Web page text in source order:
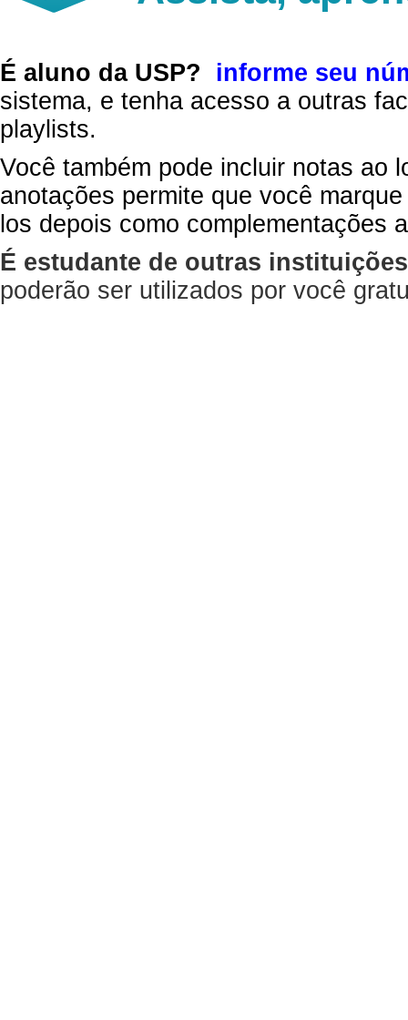
É aluno da USP?
informe seu
sistema, e tenha acesso a outras
playlists.
Você também pode incluir notas ao
anotações permite que você
los depois como complementações
É estudante de outras
poderão ser utilizados por você